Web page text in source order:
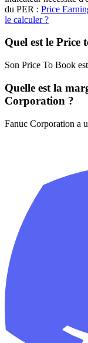
du PER : Price
le calculer ?
Quel est le
Son Price To Book
Quelle est la
Corporation ?
Fanuc Corporation a